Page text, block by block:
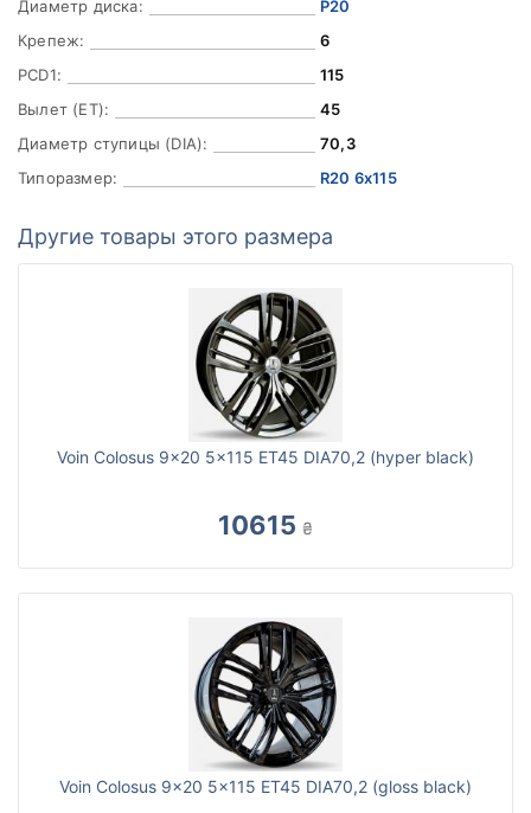
Диаметр диска:
Р20
Крепеж:
6
PCD1:
115
Вылет (ET):
45
Диаметр ступицы (DIA):
70,3
Типоразмер:
R20 6x115
Другие товары этого размера
Voin Colosus 9x20 5x115 ET45 DIA70,2 (hyper black)
10615 ₴
Voin Colosus 9x20 5x115 ET45 DIA70,2 (gloss black)